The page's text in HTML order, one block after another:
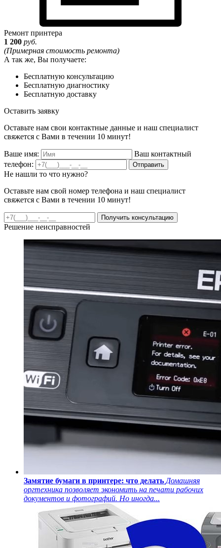
Ремонт принтера
1 200 руб.
(Примерная стоимость ремонта)
А так же, Вы получаете:
Бесплатную консультацию
Бесплатную диагностику
Бесплатную доставку
Оставить заявку
Оставьте нам свои контактные данные и наш специалист
свяжется с Вами в течении 10 минут!
Ваше имя:
Ваш контактный
телефон:
Отправить
Не нашли то что нужно?
Оставьте нам свой номер телефона и наш специалист
свяжется с Вами в течении 10 минут!
Получить консультацию
Решение неисправностей
Замятие бумаги в принтере: что делать Домашняя
оргтехника позволяет экономить на печати рабочих
документов и фотографий. Но иногда...